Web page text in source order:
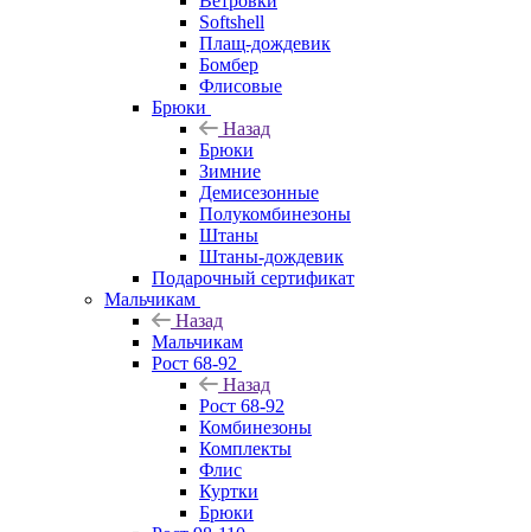
Softshell
Плащ-дождевик
Бомбер
Флисовые
Брюки
Назад
Брюки
Зимние
Демисезонные
Полукомбинезоны
Штаны
Штаны-дождевик
Подарочный сертификат
Мальчикам
Назад
Мальчикам
Рост 68-92
Назад
Рост 68-92
Комбинезоны
Комплекты
Флис
Куртки
Брюки